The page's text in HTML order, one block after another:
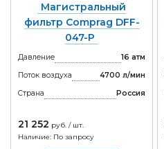
Магистральный
фильтр Comprag DFF-
047-P
Давление
16 атм
Поток воздуха
4700 л/мин
Страна
Россия
21 252 руб. / шт.
Наличие: По запросу